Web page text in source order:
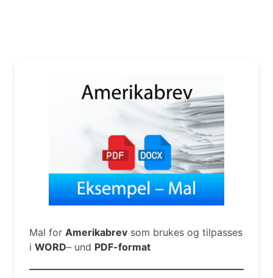
Mal for Amerikabrev som brukes og tilpasses
i WORD– und PDF-format